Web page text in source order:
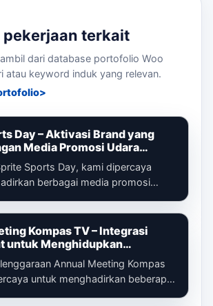
pekerjaan terkait
dari database portofolio Woo
atau keyword induk yang relevan.
Day – Aktivasi Brand yang
Media Promosi Udara
Sports Day, kami dipercaya
berbagai media promosi
Kompas TV – Integrasi
untuk Menghidupkan
Peserta
Annual Meeting Kompas
untuk menghadirkan beberapa